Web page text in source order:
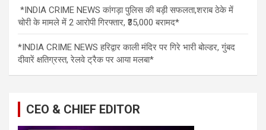
*INDIA CRIME NEWS कांगड़ा पुलिस की बड़ी सफलता,शराब ठेके में
चोरी के मामले में 2 आरोपी गिरफ्तार, ₹35,000 बरामद*
*INDIA CRIME NEWS हरिद्वार काली मंदिर पर गिरे भारी बोल्डर, गुंबद
दीवारें क्षतिग्रस्त, रेलवे ट्रैक पर आया मलबा*
CEO & CHIEF EDITOR